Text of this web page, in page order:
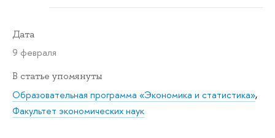
Дата
9 февраля
В статье упомянуты
Образовательная программа «Экономика и статистика»,
Факультет экономических наук